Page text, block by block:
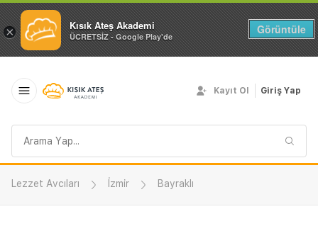
× Kısık Ateş Akademi
ÜCRETSİZ - Google Play'de
Görüntüle
sorgusu
Kayıt Ol Giriş Yap
Lezzet Avcıları İzmir Bayraklı